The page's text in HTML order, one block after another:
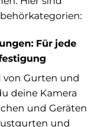
Für jede
von Gurten und
deine Kamera
und Geräten
und